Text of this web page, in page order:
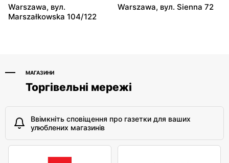
Niebylec, вул. Niebylec 139 Opole, вул. Grudzicka 45
Warszawa, вул.
Marszałkowska 104/122
Warszawa, вул. Sienna 72
МАГАЗИНИ
Торгівельні мережі
Ввімкніть сповіщення про газетки для ваших
улюблених магазинів